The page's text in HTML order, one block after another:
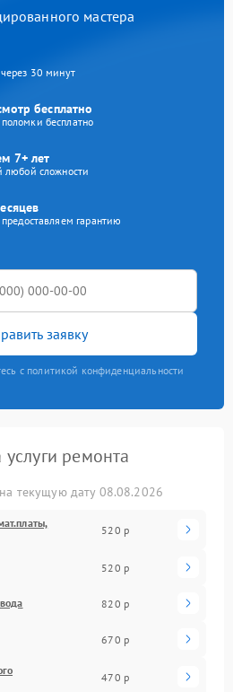
мастера
30 минут
бесплатно
бесплатно
7+ лет
любой сложности
гарантию
заявку
с политикой конфиденциальности
ремонта
текущую дату 08.08.2026
520 р
520 р
820 р
670 р
470 р